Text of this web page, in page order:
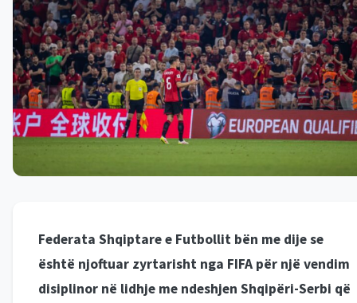
Federata Shqiptare e Futbollit bën me dije se
është njoftuar zyrtarisht nga FIFA për një vendim
disiplinor në lidhje me ndeshjen Shqipëri-Serbi që